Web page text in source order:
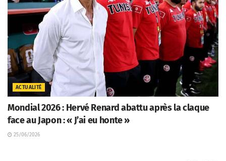
ACTUALITÉ
Mondial 2026 : Hervé Renard abattu après la claque
face au Japon : « J’ai eu honte »
25/06/2026